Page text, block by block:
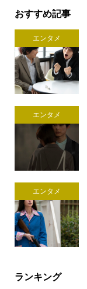
おすすめ記事
エンタメ
エンタメ
エンタメ
ランキング